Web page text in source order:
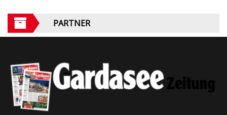
PARTNER